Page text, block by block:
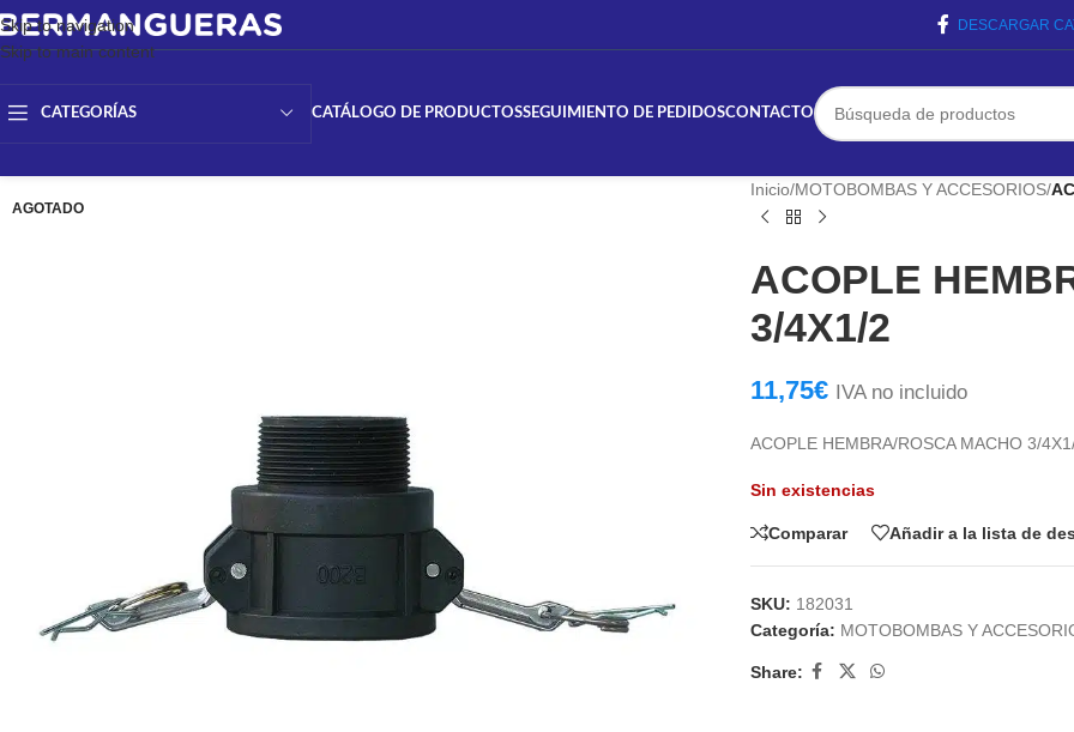
Skip to navigation
Skip to main content
DESCARGAR
CATEGORÍAS CATÁLOGO DE PRODUCTOSSEGUIMIENTO DE PEDIDOSCONTACTO
AGOTADO
Inicio/MOTOBOMBAS Y ACCESORIOS/
ACOPLE
3/4X1/2
11,75€ IVA no incluido
ACOPLE HEMBRA/ROSCA MACHO 3/
Sin existencias
Comparar Añadir a la lista de
SKU: 182031
Categoría: MOTOBOMBAS Y
Share: